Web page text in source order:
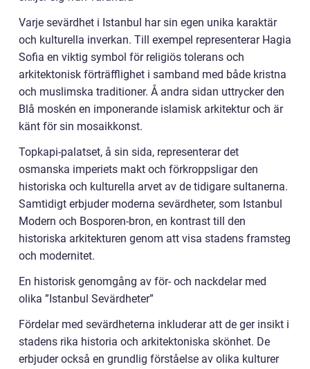
Varje sevärdhet i Istanbul har sin egen unika karaktär
och kulturella inverkan. Till exempel representerar Hagia
Sofia en viktig symbol för religiös tolerans och
arkitektonisk förträfflighet i samband med både kristna
och muslimska traditioner. Å andra sidan uttrycker den
Blå moskén en imponerande islamisk arkitektur och är
känt för sin mosaikkonst.
Topkapi-palatset, å sin sida, representerar det
osmanska imperiets makt och förkroppsligar den
historiska och kulturella arvet av de tidigare sultanerna.
Samtidigt erbjuder moderna sevärdheter, som Istanbul
Modern och Bosporen-bron, en kontrast till den
historiska arkitekturen genom att visa stadens framsteg
och modernitet.
En historisk genomgång av för- och nackdelar med
olika ”Istanbul Sevärdheter”
Fördelar med sevärdheterna inkluderar att de ger insikt i
stadens rika historia och arkitektoniska skönhet. De
erbjuder också en grundlig förståelse av olika kulturer